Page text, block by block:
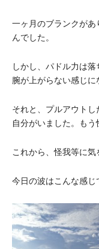
一ヶ月のブランクが
んでした。
しかし、パドル力は落
腕が上がらない感じに
それと、プルアウト
自分がいました。もう
これから、怪我等に気
今日の波はこんな感じ